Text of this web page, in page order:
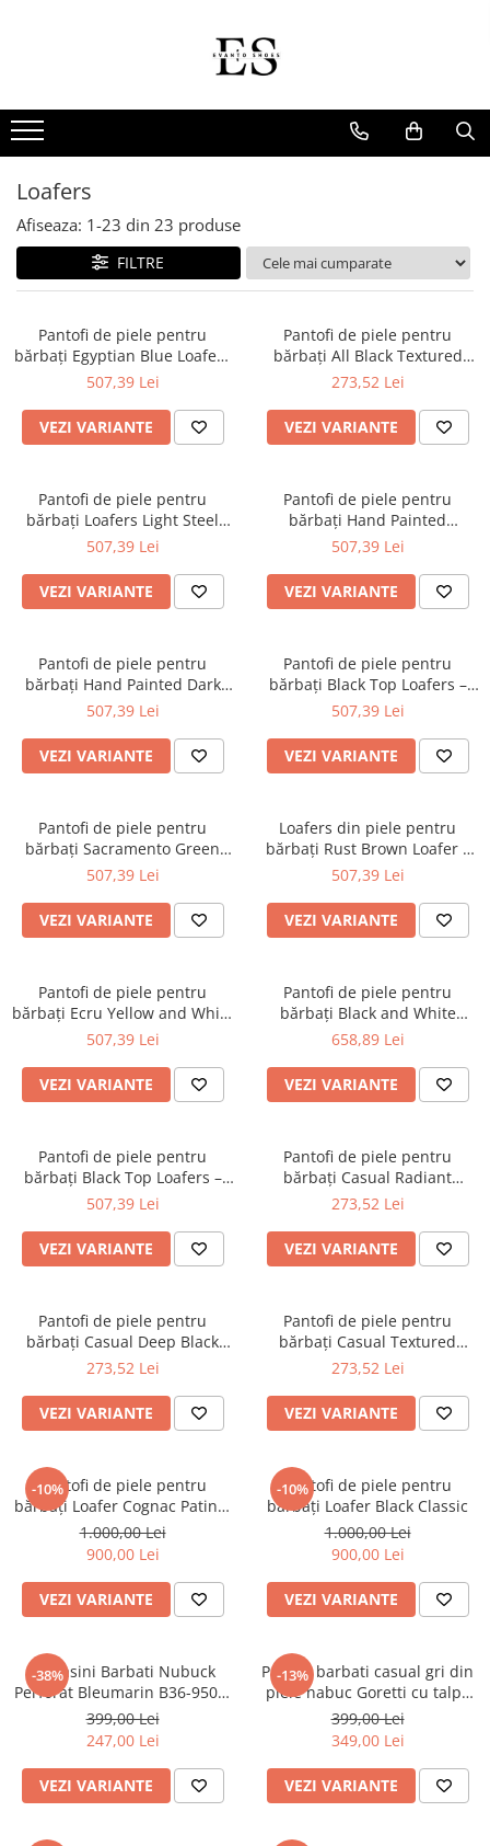
Oxford
Derby
MonkStraps
DubleMonk
Patina Pictata
Loafers
Sneakers
Papuci
Ghete
Pantofi
Cizme
Sneakers
Sandale
Loafers
Afiseaza: 1-23 din 23 produse
FILTRE
Pantofi de piele pentru
bărbați Egyptian Blue Loafers
– Piele Naturală, Design
507,39 Lei
VEZI VARIANTE
Pantofi de piele pentru
bărbați All Black Textured
Loafers – Piele Naturală,
Maximal
273,52 Lei
VEZI VARIANTE
Pantofi de piele pentru
bărbați Loafers Light Steel
Blue – Piele Naturală, Design
507,39 Lei
VEZI VARIANTE
Pantofi de piele pentru
bărbați Hand Painted
Cinnamon Brown Loafers –
Elegant, Confort Maximal
507,39 Lei
VEZI VARIANTE
Pantofi de piele pentru
bărbați Hand Painted Dark
Navy Blue Loafers – Piele
Confort Maximal
507,39 Lei
VEZI VARIANTE
Pantofi de piele pentru
bărbați Black Top Loafers –
Piele Naturală, Design
507,39 Lei
VEZI VARIANTE
Pantofi de piele pentru
bărbați Sacramento Green
with Mocha Brown Accents
Design Elegant, Confort
Maximal
507,39 Lei
VEZI VARIANTE
Loafers din piele pentru
bărbați Rust Brown Loafer –
Piele Naturală, Construcție
507,39 Lei
VEZI VARIANTE
Pantofi de piele pentru
bărbați Ecru Yellow and White
Loafers – Piele Naturală,
Maximal
507,39 Lei
VEZI VARIANTE
Pantofi de piele pentru
bărbați Black and White
Loafers – Piele Naturală,
Maximal
658,89 Lei
VEZI VARIANTE
Pantofi de piele pentru
bărbați Black Top Loafers –
Piele Naturală, Design
507,39 Lei
VEZI VARIANTE
Pantofi de piele pentru
bărbați Casual Radiant
Ginderbread Brown Loafers –
Elegant, Confort Maximal
273,52 Lei
VEZI VARIANTE
Pantofi de piele pentru
bărbați Casual Deep Black
Loafers – Piele Naturală,
Maximal
273,52 Lei
VEZI VARIANTE
Pantofi de piele pentru
bărbați Casual Textured
Russel Brown Loafers – Piele
Confort Maximal
273,52 Lei
VEZI VARIANTE
-10%
Pantofi de piele pentru
bărbați Loafer Cognac Patinat
Manual
1.000,00 Lei
900,00 Lei
VEZI VARIANTE
-10%
Pantofi de piele pentru
bărbați Loafer Black Classic
1.000,00 Lei
900,00 Lei
VEZI VARIANTE
-38%
Mocasini Barbati Nubuck
Perforat Bleumarin B36-9505-
1LACI
399,00 Lei
247,00 Lei
VEZI VARIANTE
-13%
Pantofi barbati casual gri din
piele nabuc Goretti cu talpa
usoara
399,00 Lei
349,00 Lei
VEZI VARIANTE